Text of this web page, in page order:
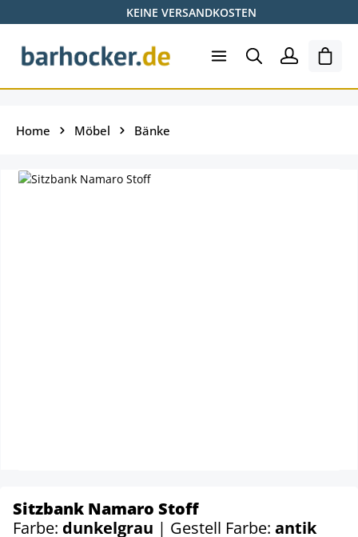
Zum Hauptinhalt springenKEINE VERSANDKOSTEN
Home Möbel Bänke
Sitzbank Namaro Stoff
Farbe: dunkelgrau | Gestell Farbe: antik